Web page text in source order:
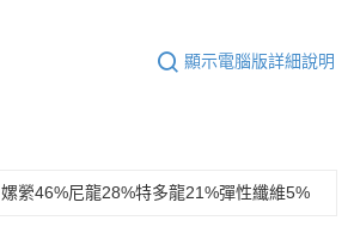
顯示電腦版詳細說明
嫘縈46%尼龍28%特多龍21%彈性纖維5%